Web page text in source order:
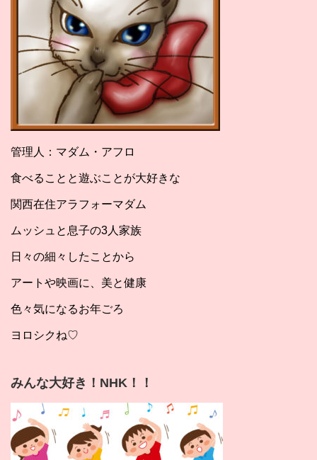
管理人：マダム・アフロ
食べることと遊ぶことが大好きな
関西在住アラフォーマダム
ムッシュと息子の3人家族
日々の細々したことから
アートや映画に、美と健康
色々気になるお年ごろ
ヨロシクね♡
みんな大好き！NHK！！